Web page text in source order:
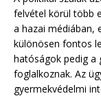
felvétel körül több
a hazai médiában,
különösen fontos
hatóságok pedig a
foglalkoznak. Az
gyermekvédelmi